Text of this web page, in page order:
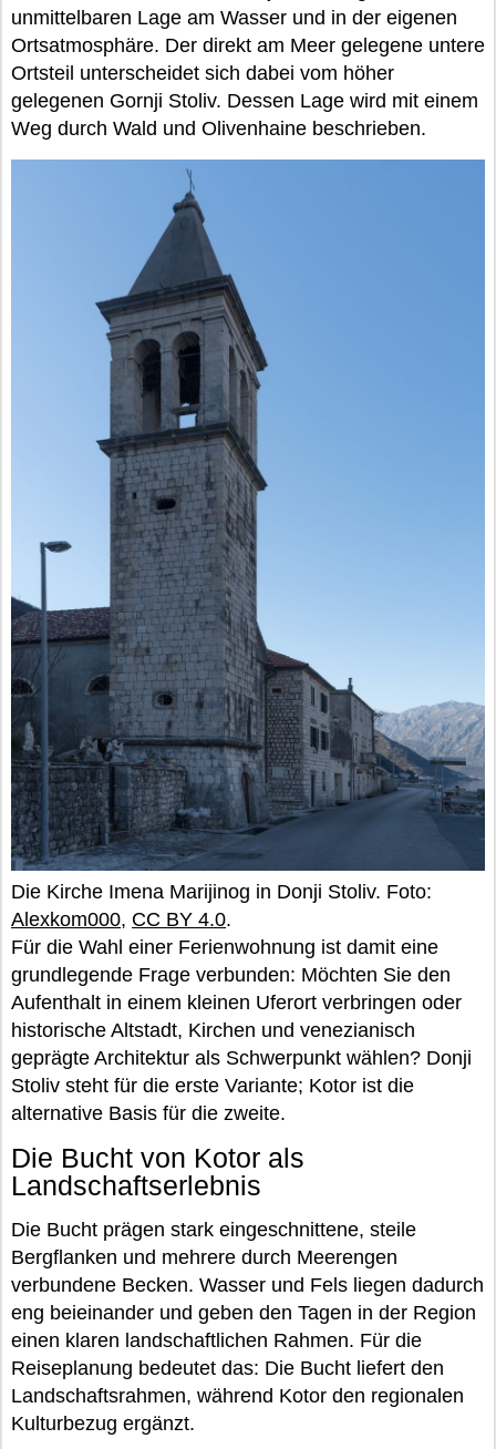
unmittelbaren Lage am Wasser und in der eigenen
Ortsatmosphäre. Der direkt am Meer gelegene untere
Ortsteil unterscheidet sich dabei vom höher
gelegenen Gornji Stoliv. Dessen Lage wird mit einem
Weg durch Wald und Olivenhaine beschrieben.
Die Kirche Imena Marijinog in Donji Stoliv. Foto:
Alexkom000, CC BY 4.0.
Für die Wahl einer Ferienwohnung ist damit eine
grundlegende Frage verbunden: Möchten Sie den
Aufenthalt in einem kleinen Uferort verbringen oder
historische Altstadt, Kirchen und venezianisch
geprägte Architektur als Schwerpunkt wählen? Donji
Stoliv steht für die erste Variante; Kotor ist die
alternative Basis für die zweite.
Die Bucht von Kotor als
Landschaftserlebnis
Die Bucht prägen stark eingeschnittene, steile
Bergflanken und mehrere durch Meerengen
verbundene Becken. Wasser und Fels liegen dadurch
eng beieinander und geben den Tagen in der Region
einen klaren landschaftlichen Rahmen. Für die
Reiseplanung bedeutet das: Die Bucht liefert den
Landschaftsrahmen, während Kotor den regionalen
Kulturbezug ergänzt.